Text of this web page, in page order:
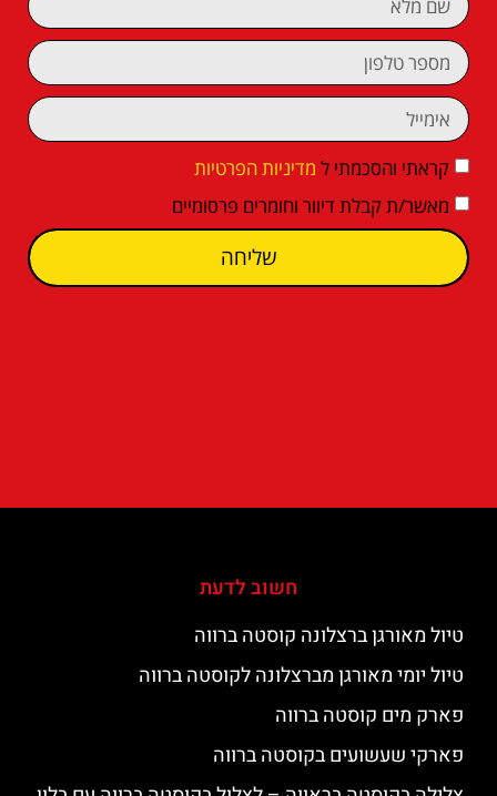
קראתי והסכמתי ל מדיניות הפרטיות
מאשר/ת קבלת דיוור וחומרים פרסומיים
שליחה
חשוב לדעת
טיול מאורגן ברצלונה קוסטה ברווה
טיול יומי מאורגן מברצלונה לקוסטה ברווה
פארק מים קוסטה ברווה
פארקי שעשועים בקוסטה ברווה